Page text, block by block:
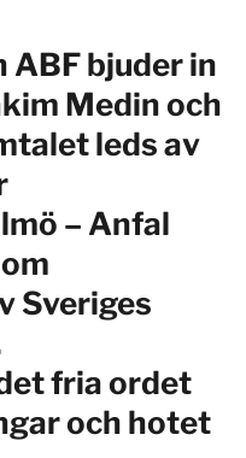
bjuder in
Medin och
leds av
– Anfal
Sveriges
fria ordet
och hotet